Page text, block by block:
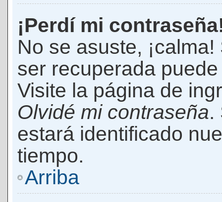
¡Perdí mi
No se asuste,
ser recuperada
Visite la página de
Olvidé mi contraseña.
estará identificado
tiempo.
Arriba